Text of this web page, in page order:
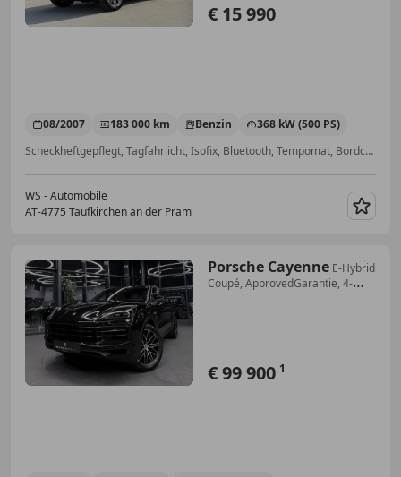
€ 15 990
08/2007 183 000 km Benzin
368 kW (500 PS)
Scheckheftgepflegt, Tagfahrlicht, Isofix, Bluetooth, Tempomat, Bordcomputer, Anhängerkupplung, Scheinwerferreinigung
WS - Automobile
AT-4775 Taufkirchen an der Pram
Porsche Cayenne E-Hybrid
Coupé, ApprovedGarantie, 4-
€ 99 900 1